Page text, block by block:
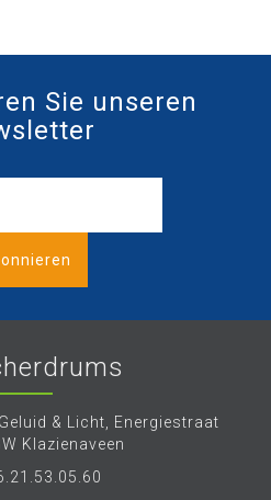
Sie unseren
& Licht, Energiestraat
Klazienaveen